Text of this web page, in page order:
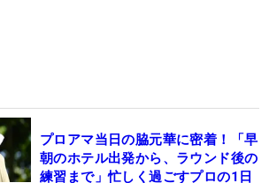
プロアマ当日の脇元華に密着！「早
朝のホテル出発から、ラウンド後の
練習まで」忙しく過ごすプロの1日